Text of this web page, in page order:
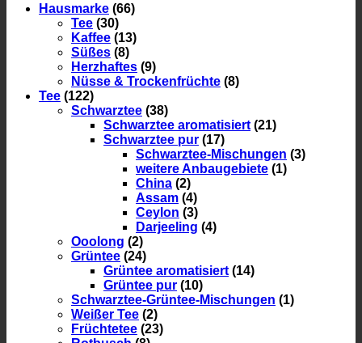
Hausmarke (66)
Tee (30)
Kaffee (13)
Süßes (8)
Herzhaftes (9)
Nüsse & Trockenfrüchte (8)
Tee (122)
Schwarztee (38)
Schwarztee aromatisiert (21)
Schwarztee pur (17)
Schwarztee-Mischungen (3)
weitere Anbaugebiete (1)
China (2)
Assam (4)
Ceylon (3)
Darjeeling (4)
Ooolong (2)
Grüntee (24)
Grüntee aromatisiert (14)
Grüntee pur (10)
Schwarztee-Grüntee-Mischungen (1)
Weißer Tee (2)
Früchtetee (23)